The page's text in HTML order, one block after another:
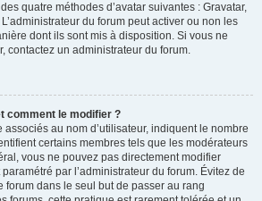
quatre méthodes d’avatar suivantes : Gravatar,
du forum peut activer ou non les
dont ils sont mis à disposition. Si vous ne
contactez un administrateur du forum.
comment le modifier ?
associés au nom d’utilisateur, indiquent le nombre
certains membres tels que les modérateurs
vous ne pouvez pas directement modifier
paramétré par l’administrateur du forum. Évitez de
forum dans le seul but de passer au rang